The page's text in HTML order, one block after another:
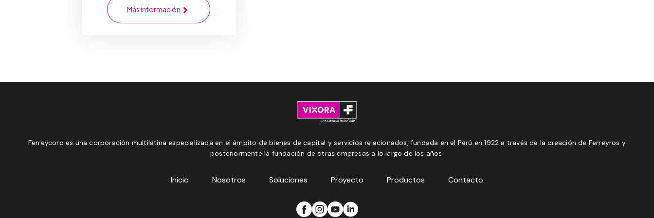
Más información
Ferreycorp es una corporación multilatina especializada en el ámbito de bienes de capital y servicios relacionados, fundada en el Perú en 1922 a través de la creación de Ferreyros y
posteriormente la fundación de otras empresas a lo largo de los años.
Inicio Nosotros Soluciones Proyecto Productos Contacto